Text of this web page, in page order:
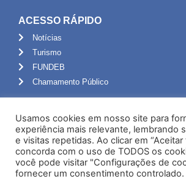
ACESSO RÁPIDO
Notícias
Turismo
FUNDEB
Chamamento Público
Portal do Servidor
Webmail
Administração
Usamos cookies em nosso site para
experiência mais relevante, lembrando
e visitas repetidas. Ao clicar em “Aceitar
concorda com o uso de TODOS os
você pode visitar "Configurações de
fornecer um consentimento controlado.